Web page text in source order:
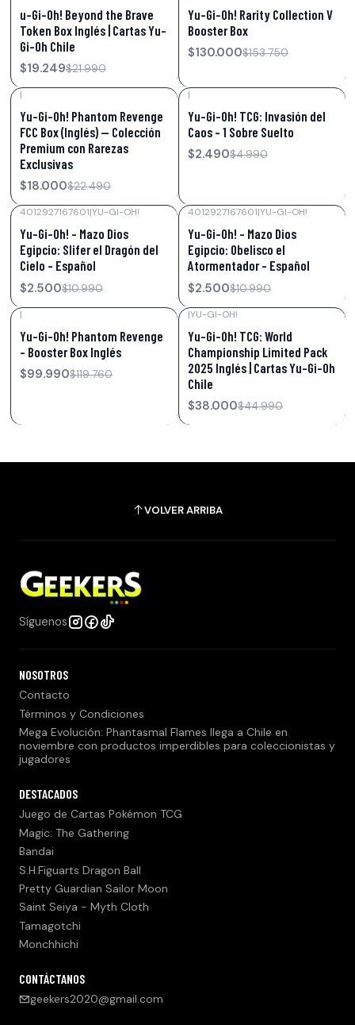
u-Gi-Oh! Beyond the Brave
Token Box Inglés | Cartas Yu-
Gi-Oh Chile
$19.249$21.990
Yu-Gi-Oh! Rarity Collection V
Booster Box
$130.000$153.750
|
Yu-Gi-Oh! Phantom Revenge
FCC Box (Inglés) — Colección
Premium con Rarezas
Exclusivas
$18.000$22.490
|
Yu-Gi-Oh! TCG: Invasión del
Caos – 1 Sobre Suelto
$2.490$4.990
4012927167601|YU-GI-OH!
Yu-Gi-Oh! – Mazo Dios
Egipcio: Slifer el Dragón del
Cielo – Español
$2.500$10.990
4012927167601|YU-GI-OH!
Yu-Gi-Oh! – Mazo Dios
Egipcio: Obelisco el
Atormentador – Español
$2.500$10.990
|
Yu-Gi-Oh! Phantom Revenge
– Booster Box Inglés
$99.990$119.760
|YU-GI-OH!
Yu-Gi-Oh! TCG: World
Championship Limited Pack
2025 Inglés | Cartas Yu-Gi-Oh
Chile
$38.000$44.990
VOLVER ARRIBA
Síguenos
NOSOTROS
Contacto
Términos y Condiciones
Mega Evolución: Phantasmal Flames llega a Chile en
noviembre con productos imperdibles para coleccionistas y
jugadores
DESTACADOS
Juego de Cartas Pokémon TCG
Magic: The Gathering
Bandai
S.H.Figuarts Dragon Ball
Pretty Guardian Sailor Moon
Saint Seiya - Myth Cloth
Tamagotchi
Monchhichi
CONTÁCTANOS
geekers2020@gmail.com